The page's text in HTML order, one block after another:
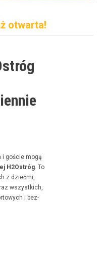
otwarta!
i goś­cie mogą
H2Ostróg. To
z dzieć­mi,
wszys­t­kich,
i bez­